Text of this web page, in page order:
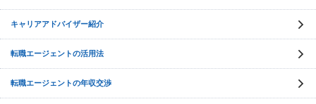
キャリアアドバイザー紹介
転職エージェントの活用法
転職エージェントの年収交渉